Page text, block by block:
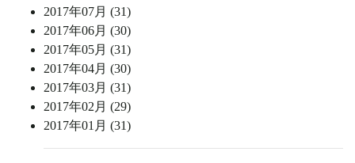
2017年07月 (31)
2017年06月 (30)
2017年05月 (31)
2017年04月 (30)
2017年03月 (31)
2017年02月 (29)
2017年01月 (31)